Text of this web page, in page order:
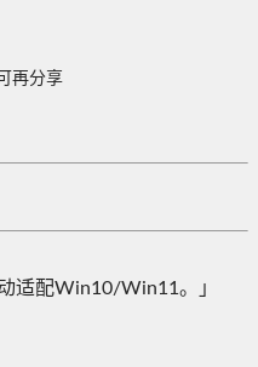
再分享
适配Win10/Win11。」